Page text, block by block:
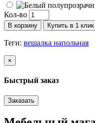
Кол-во
В корзину Купить в 1 клик
Теги: вешалка напольная
×
Быстрый заказ
Заказать